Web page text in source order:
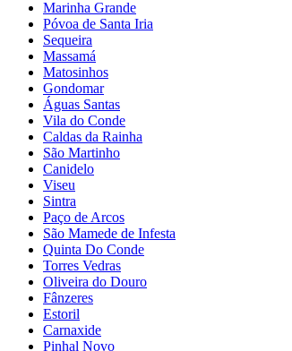
Marinha Grande
Póvoa de Santa Iria
Sequeira
Massamá
Matosinhos
Gondomar
Águas Santas
Vila do Conde
Caldas da Rainha
São Martinho
Canidelo
Viseu
Sintra
Paço de Arcos
São Mamede de Infesta
Quinta Do Conde
Torres Vedras
Oliveira do Douro
Fânzeres
Estoril
Carnaxide
Pinhal Novo